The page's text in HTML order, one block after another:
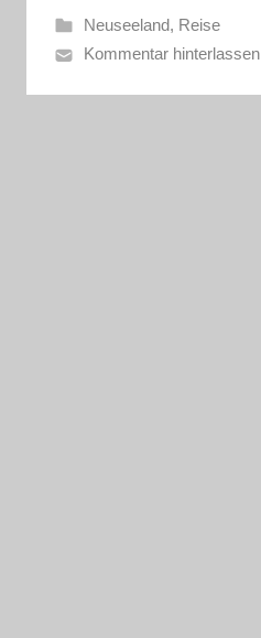
Neuseeland, Reise
Kommentar hinterlassen